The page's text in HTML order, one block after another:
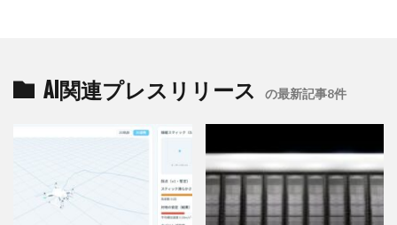
AI関連プレスリリース の最新記事8件